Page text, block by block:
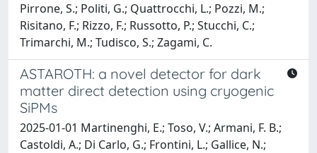
Pirrone, S.; Politi, G.; Quattrocchi, L.; Pozzi, M.;
Risitano, F.; Rizzo, F.; Russotto, P.; Stucchi, C.;
Trimarchi, M.; Tudisco, S.; Zagami, C.
ASTAROTH: a novel detector for dark
matter direct detection using cryogenic
SiPMs
2025-01-01 Martinenghi, E.; Toso, V.; Armani, F. B.;
Castoldi, A.; Di Carlo, G.; Frontini, L.; Gallice, N.;